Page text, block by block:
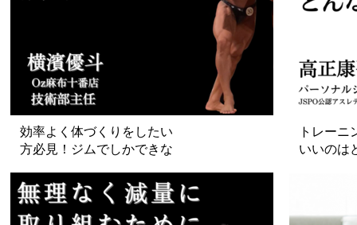
効率よく体づくりをしたい
方必見！ジムでしかできな
トレーニ
いいのは